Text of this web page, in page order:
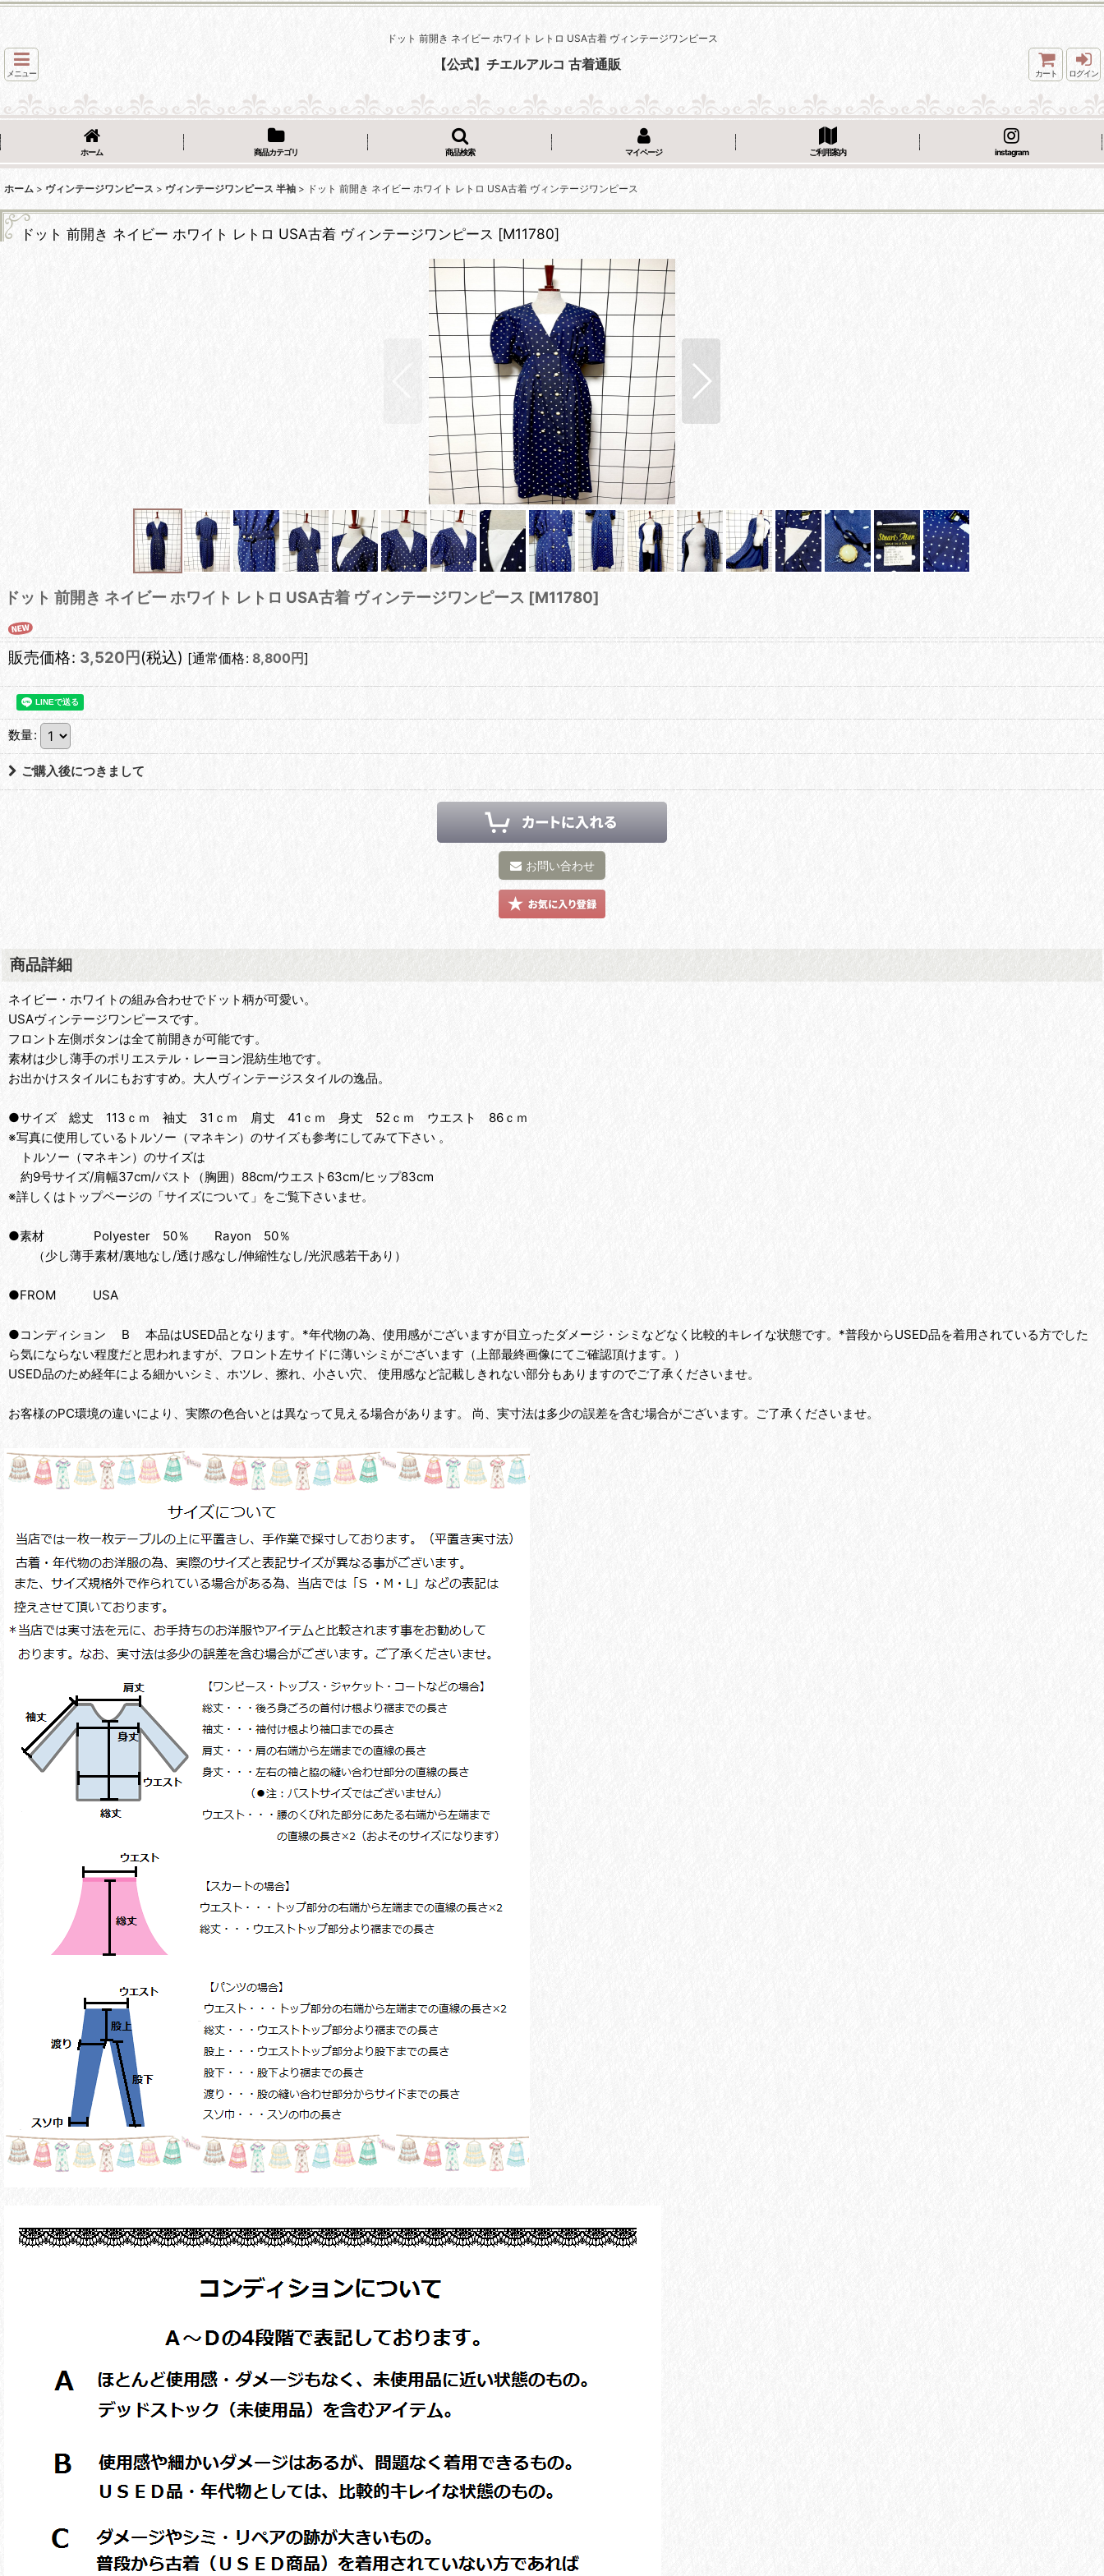
ドット 前開き ネイビー ホワイト レトロ USA古着 ヴィンテージワンピース
メニュー
【公式】チエルアルコ 古着通販
カート ログイン
ホーム 商品カテゴリ 商品検索 マイページ ご利用案内 instagram
ホーム > ヴィンテージワンピース > ヴィンテージワンピース 半袖 > ドット 前開き ネイビー ホワイト レトロ USA古着 ヴィンテージワンピース
ドット 前開き ネイビー ホワイト レトロ USA古着 ヴィンテージワンピース [M11780]
ドット 前開き ネイビー ホワイト レトロ USA古着 ヴィンテージワンピース [M11780]
販売価格: 3,520 円 (税込) [通常価格: 8,800 円]
数量:
ご購入後につきまして
お問い合わせ
商品詳細
ネイビー・ホワイトの組み合わせでドット柄が可愛い。
USAヴィンテージワンピースです。
フロント左側ボタンは全て前開きが可能です。
素材は少し薄手のポリエステル・レーヨン混紡生地です。
お出かけスタイルにもおすすめ。大人ヴィンテージスタイルの逸品。
●サイズ 総丈 113ｃｍ 袖丈 31ｃｍ 肩丈 41ｃｍ 身丈 52ｃｍ ウエスト 86ｃｍ
※写真に使用しているトルソー（マネキン）のサイズも参考にしてみて下さい 。
トルソー（マネキン）のサイズは
約9号サイズ/肩幅37cm/バスト（胸囲）88cm/ウエスト63cm/ヒップ83cm
※詳しくはトップページの「サイズについて」をご覧下さいませ。
●素材 Polyester 50％ Rayon 50％
（少し薄手素材/裏地なし/透け感なし/伸縮性なし/光沢感若干あり）
●FROM USA
●コンディション B 本品はUSED品となります。*年代物の為、使用感がございますが目立ったダメージ・シミなどなく比較的キレイな状態です。*普段からUSED品を着用されている方でした
ら気にならない程度だと思われますが、フロント左サイドに薄いシミがございます（上部最終画像にてご確認頂けます。）
USED品のため経年による細かいシミ、ホツレ、擦れ、小さい穴、 使用感など記載しきれない部分もありますのでご了承くださいませ。
お客様のPC環境の違いにより、実際の色合いとは異なって見える場合があります。 尚、実寸法は多少の誤差を含む場合がございます。ご了承くださいませ。